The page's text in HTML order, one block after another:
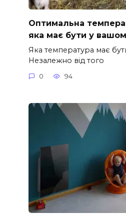
Оптимальна
яка має бути у
Яка температура має
Незалежно від того
0 94